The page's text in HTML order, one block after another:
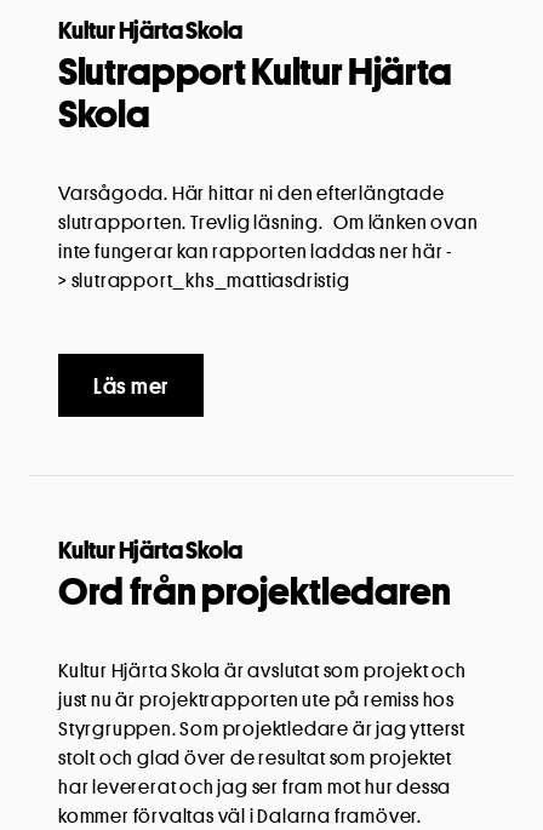
Kultur Hjärta Skola
Slutrapport Kultur Hjärta
Skola
Varsågoda. Här hittar ni den efterlängtade
slutrapporten. Trevlig läsning. Om länken ovan
inte fungerar kan rapporten laddas ner här -
> slutrapport_khs_mattiasdristig
Läs mer
Kultur Hjärta Skola
Ord från projektledaren
Kultur Hjärta Skola är avslutat som projekt och
just nu är projektrapporten ute på remiss hos
Styrgruppen. Som projektledare är jag ytterst
stolt och glad över de resultat som projektet
har levererat och jag ser fram mot hur dessa
kommer förvaltas väl i Dalarna framöver.